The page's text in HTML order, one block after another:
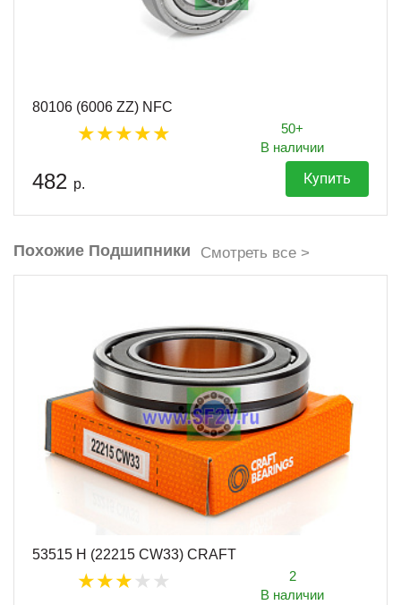
80106 (6006 ZZ) NFC
50+
В наличии
482 р. Купить
Похожие Подшипники Смотреть все >
53515 H (22215 CW33) CRAFT
2
В наличии